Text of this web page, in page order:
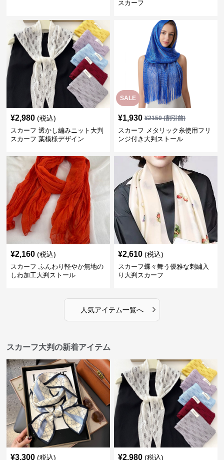
スカーフ
¥2,980 (税込)
スカーフ 透かし編みニット大判
スカーフ 葉模様デザイン
SALE
¥1,930 ¥2150(割引前)
スカーフ メタリック糸使用フリ
ンジ付き大判ストール
¥2,160 (税込)
スカーフ ふんわり軽やか無地の
しわ加工大判ストール
¥2,610 (税込)
スカーフ蝶々舞う優雅な刺繍入
り大判スカーフ
人気アイテム一覧へ ›
スカーフ大判の新着アイテム
¥3,300 (税込) ¥2,980 (税込)